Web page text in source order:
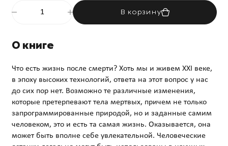
В корзину
О книге
Что есть жизнь после смерти? Хоть мы и живем XXI веке,
в эпоху высоких технологий, ответа на этот вопрос у нас
до сих пор нет. Возможно те различные изменения,
которые претерпевают тела мертвых, причем не только
запрограммированные природой, но и заданные самим
человеком, это и есть та самая жизнь. Оказывается, она
может быть вполне себе увлекательной. Человеческие